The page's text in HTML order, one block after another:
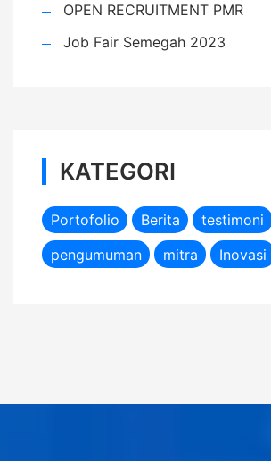
OPEN RECRUITMENT PMR
Job Fair Semegah 2023
KATEGORI
Portofolio Berita testimoni
pengumuman
mitra Inovasi